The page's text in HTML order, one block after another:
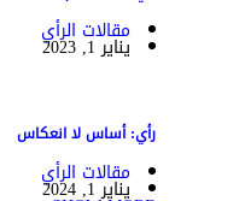
مقالات الرأي
يناير 1, 2023
رأي: أساس لا انعكاس
مقالات الرأي
يناير 1, 2024